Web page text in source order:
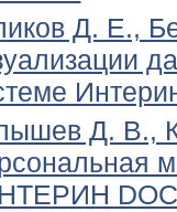
Д. Е.,
Д. В.,